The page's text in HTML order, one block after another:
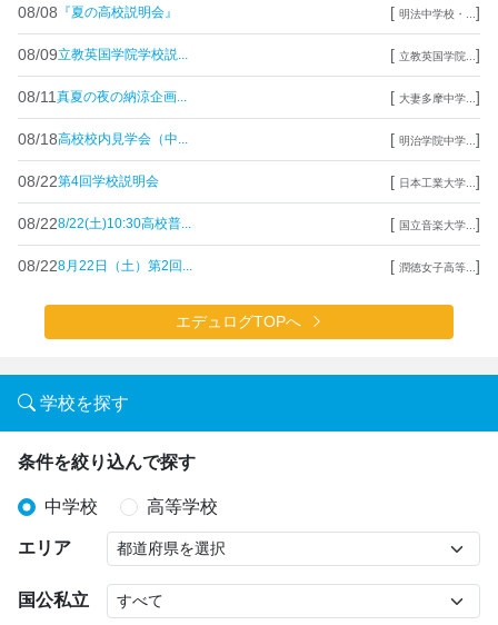
08/08 『夏の高校説明会』 [ 明法中学校・... ]
08/09立教英国学院学校説... [ 立教英国学院... ]
08/11 真夏の夜の納涼企画... [ 大妻多摩中学... ]
08/18高校校内見学会（中... [ 明治学院中学... ]
08/22第4回学校説明会 [ 日本工業大学... ]
08/228/22(土)10:30高校普... [ 国立音楽大学... ]
08/228月22日（土）第2回... [ 潤徳女子高等... ]
エデュログTOPへ
学校を探す
条件を絞り込んで探す
中学校 高等学校
エリア
国公私立